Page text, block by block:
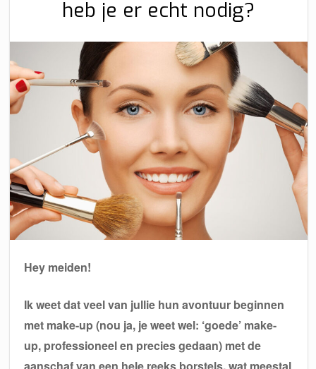
heb je er echt nodig?
Hey meiden!
Ik weet dat veel van jullie hun avontuur beginnen
met make-up (nou ja, je weet wel: ‘goede’ make-
up, professioneel en precies gedaan) met de
aanschaf van een hele reeks borstels, wat meestal